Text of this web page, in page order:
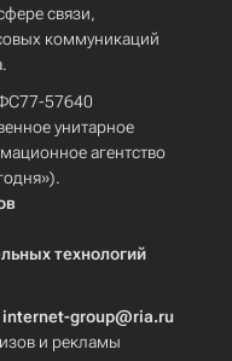
связи,
коммуникаций
57640
унитарное
агентство
технологий
internet-group@ria.ru
и рекламы